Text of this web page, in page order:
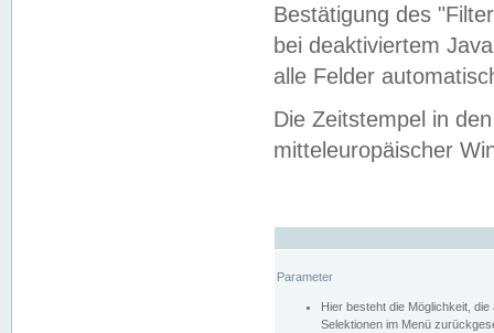
Bestätigung des
bei deaktiviertem
alle Felder
Die Zeitstempel in
mitteleuropäischer
Parameter
Hier besteht die Möglichkeit,
Selektionen im Menü